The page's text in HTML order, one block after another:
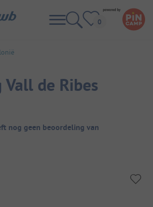
Vall de Ribes
nog geen beoordeling van